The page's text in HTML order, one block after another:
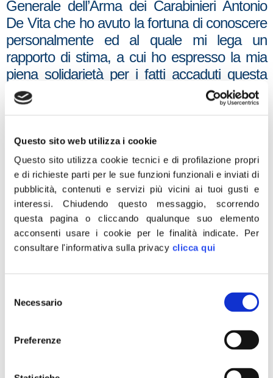
Questo sito web utilizza i cookie
Questo sito utilizza cookie tecnici e di profilazione propri
e di richieste parti per le sue funzioni funzionali e inviati di
pubblicità, contenuti e servizi più vicini ai tuoi gusti e
interessi.Chiudendo questo messaggio, scorrendo
questa pagina o cliccando qualunque suo elemento
acconsenti usare i cookie per le finalità indicate. Per
consultare l'informativa sulla privacy clicca qui
delNecessario
Preferenze
Generale dell’Arma dei Carabinieri Antonio
De Vita che ho avuto la fortuna di conoscere
personalmente ed al quale mi lega un
rapporto di stima, a cui ho espresso la mia
piena solidarietà per i fatti accaduti questa
notte a Secondigliano, dove sono stati
esplosi più di 40 colpi di mitra contro la locale
Quanto accaduto la scorsa notte è
sintomatico del fatto che i Carabinieri
lavorano bene sul territorio e che quindi
danno fastidio ai criminali ed a chi vive di
proventi illeciti.
Per combattere la violenza e la criminalità in
della collaborazione della popolazione. I
cittadini perbene (che sono la maggioranza)
devono collaborare con le forze di polizia
affinché si possano estirpare quanto prima
fenomeni che mettono a repentaglio la